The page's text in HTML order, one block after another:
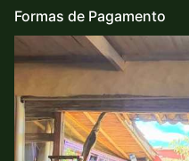
Formas de Pagamento